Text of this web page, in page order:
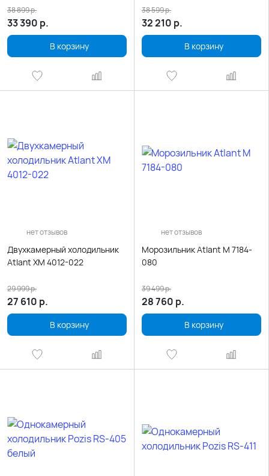
33 390 р.
38 899р.
В корзину
32 210 р.
38 599р.
В корзину
нет отзывов
Двухкамерный холодильник
Atlant ХМ 4012-022
27 610 р.
29 999р.
В корзину
нет отзывов
Морозильник Atlant М 7184-
080
28 760 р.
39 499р.
В корзину